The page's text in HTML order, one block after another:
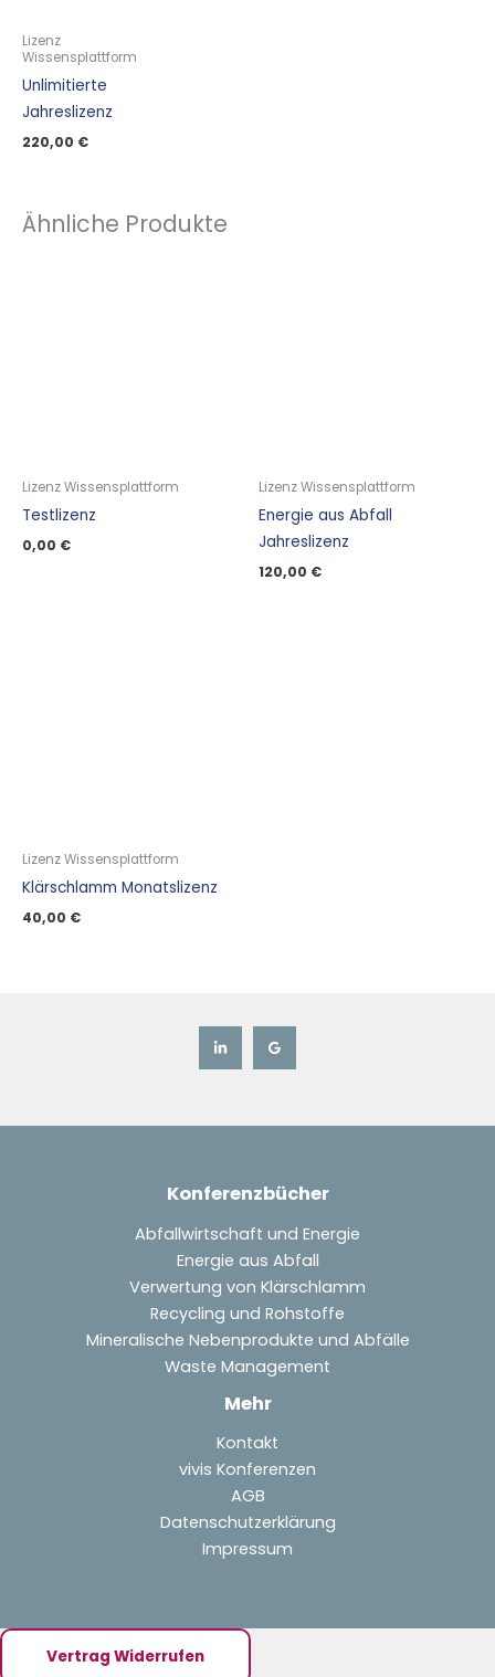
Lizenz
Wissensplattform
Unlimitierte
Jahreslizenz
220,00 €
Ähnliche Produkte
Lizenz Wissensplattform
Testlizenz
0,00 €
Lizenz Wissensplattform
Energie aus Abfall
Jahreslizenz
120,00 €
Lizenz Wissensplattform
Klärschlamm Monatslizenz
40,00 €
Konferenzbücher
Abfallwirtschaft und Energie
Energie aus Abfall
Verwertung von Klärschlamm
Recycling und Rohstoffe
Mineralische Nebenprodukte und Abfälle
Waste Management
Mehr
Kontakt
vivis Konferenzen
AGB
Datenschutzerklärung
Impressum
Vertrag Widerrufen